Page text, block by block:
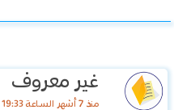
غير معروف
منذ 7 أشهر الساعة 19:33